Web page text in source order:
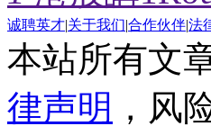
诚聘英才|关于我们|合作伙伴|法
本站所有文
律声明 ，风